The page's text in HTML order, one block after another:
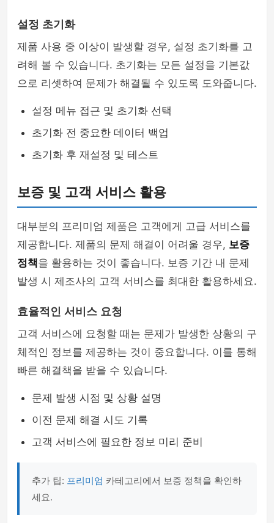
설정 초기화
제품 사용 중 이상이 발생할 경우, 설정 초기화를 고
려해 볼 수 있습니다. 초기화는 모든 설정을 기본값
으로 리셋하여 문제가 해결될 수 있도록 도와줍니다.
설정 메뉴 접근 및 초기화 선택
초기화 전 중요한 데이터 백업
초기화 후 재설정 및 테스트
보증 및 고객 서비스 활용
대부분의 프리미엄 제품은 고객에게 고급 서비스를
제공합니다. 제품의 문제 해결이 어려울 경우, 보증
정책을 활용하는 것이 좋습니다. 보증 기간 내 문제
발생 시 제조사의 고객 서비스를 최대한 활용하세요.
효율적인 서비스 요청
고객 서비스에 요청할 때는 문제가 발생한 상황의 구
체적인 정보를 제공하는 것이 중요합니다. 이를 통해
빠른 해결책을 받을 수 있습니다.
문제 발생 시점 및 상황 설명
이전 문제 해결 시도 기록
고객 서비스에 필요한 정보 미리 준비
추가 팁: 프리미엄 카테고리에서 보증 정책을 확인하
세요.